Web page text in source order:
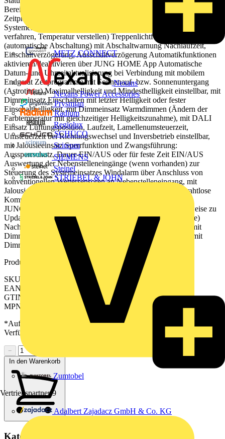
METZ CONNECT
Nexans
Nexans Power Accessories
Prysmian
Radium
Regiolux
SCHÜCO
Scireum
SIEMENS
Steinel
STRIEBEL & JOHN
Zumtobel
Vertriebspartner 9
Adalbert Zajadacz GmbH & Co. KG
Bereiche (Gruppen), Zentralfunktionen und Szenen Bis zu 16
Zeitprogramme steuern die Funktionen des jeweiligen
Systemeinsatzes (Einschalten, Ausschalten, Dimmen, Jalousie
verfahren, Temperatur verstellen) Treppenlichtfunktion
(automatische Abschaltung) mit Abschaltwarnung Nachlaufzeit,
Einschaltverzögerung, Ausschaltverzögerung Automatikfunktionen
aktivieren/deaktivieren über JUNG HOME App Automatische
Datum- und Uhrzeitaktualisierung bei Verbindung mit mobilem
Endgerät Zeitprogramme mit Sonnenauf- bzw. Sonnenuntergang
(Astrotimer) Maximalhelligkeit und Mindesthelligkeit einstellbar, mit
Dimmeinsatz Einschalten mit letzter Helligkeit oder fester
Einschalthelligkeit, mit Dimmeinsatz Warmdimmen (Ändern der
Farbtemperatur mit gleichzeitiger Helligkeitszunahme), mit DALI
Einsatz Lüftungsposition, Laufzeit, Lamellenumsteuerzeit,
Umsteuerzeit bei Richtungswechsel und Inversbetrieb einstellbar,
mit Jalousieeinsatz Sperrfunktion und Zwangsführung:
Aussperrschutz, Dauer-EIN/AUS oder für feste Zeit EIN/AUS
Auswertung der Nebenstelleneingänge (wenn vorhanden) zur
Steuerung des Systemeinsatzes Windalarm über Anschluss von
konventionellen Wettersensoren an Nebenstelleneingang, mit
Jalousieeinsatz Bluetooth® Mesh für voll verschlüsselte drahtlose
Kommunikation und Repeaterfunktion Updatefähig über
JUNG HOME App Zukünftig per Update verfügbar: (Hinweise zu
Updates und Terminen finden sie unter jung.group/junghome)
Nachtlichtfunktion mit Zeitraum für Helligkeitsabsenkung, mit
Dimmeinsatz Hotelfunktion (Orientierungslicht statt AUS), mit
Dimmeinsatz
Produktkennzeichen
SKU: BTAL17102P
EAN: 4011377201323
GTIN: 4011377201323
MPN: BT AL 17102 P
*Auf Anfrage verfügbar - bitte in den Warenkorb legen, um
Verfügbarkeit zu prüfen
−
In den Warenkorb
Kategorien